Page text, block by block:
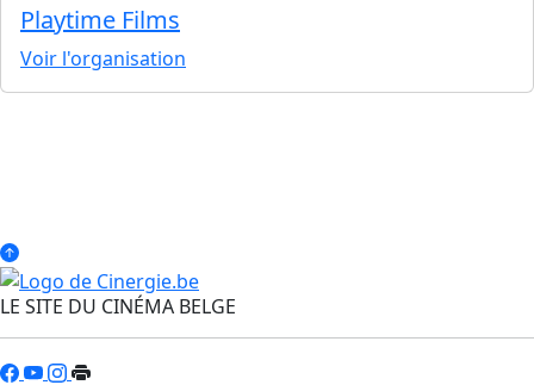
Playtime Films
Voir l'organisation
LE SITE DU CINÉMA BELGE